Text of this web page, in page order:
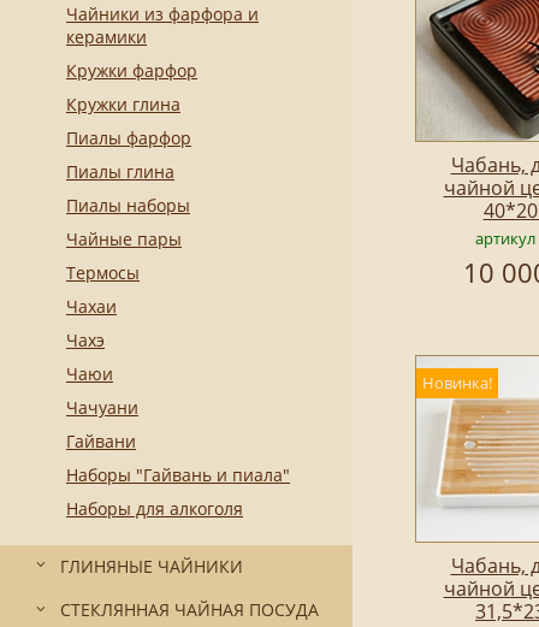
Чайники из фарфора и
керамики
Кружки фарфор
Кружки глина
Пиалы фарфор
Пиалы глина
Пиалы наборы
Чайные пары
Термосы
Чахаи
Чахэ
Чаюи
Чачуани
Гайвани
Наборы "Гайвань и пиала"
Наборы для алкоголя
ГЛИНЯНЫЕ ЧАЙНИКИ
СТЕКЛЯННАЯ ЧАЙНАЯ ПОСУДА
Чабань,
чайной
10
Новинка!
Чабань,
чайной